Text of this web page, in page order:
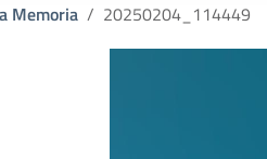
Memoria 20250204_114449